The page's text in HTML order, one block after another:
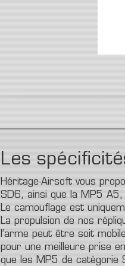
Les
Héritage-Airsoft vous
SD6, ainsi que la MP5
Le camouflage est
La propulsion de nos
l’arme peut être soit
pour une meilleure prise
que les MP5 de catégorie